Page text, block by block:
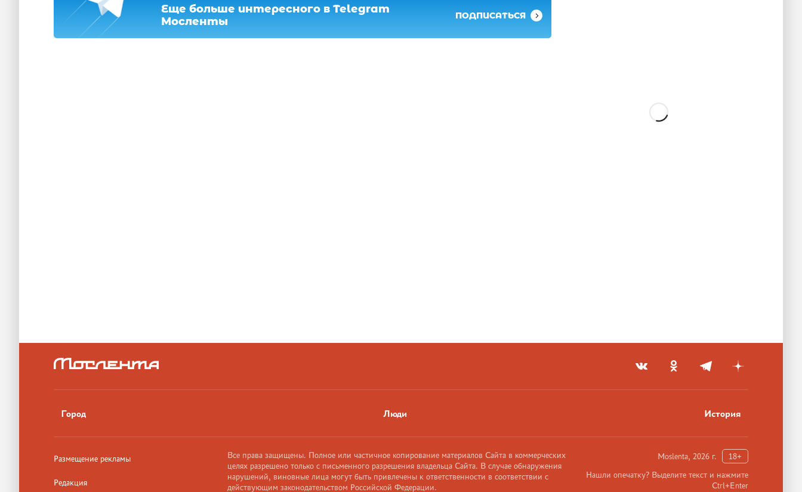
Еще больше интересного в Telegram
Мосленты
ПОДПИСАТЬСЯ
Город Люди История
Размещение рекламы
Редакция
Moslenta, 2026 г.
18+
Нашли опечатку? Выделите текст и нажмите
Ctrl+Enter
Все права защищены. Полное или частичное копирование материалов Сайта в коммерческих
целях разрешено только с письменного разрешения владельца Сайта. В случае обнаружения
нарушений, виновные лица могут быть привлечены к ответственности в соответствии с
действующим законодательством Российской Федерации.